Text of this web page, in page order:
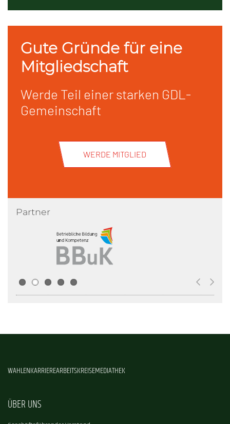
Gute Gründe für eine
Mitgliedschaft
Werde Teil einer starken GDL-
Gemeinschaft
WERDE MITGLIED
Partner
WAHLENKARRIEREARBEITSKREISEMEDIATHEK
ÜBER UNS